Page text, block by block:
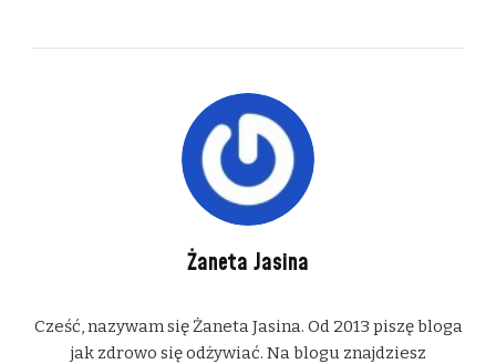
Żaneta Jasina
Cześć, nazywam się Żaneta Jasina. Od 2013 piszę bloga
jak zdrowo się odżywiać. Na blogu znajdziesz